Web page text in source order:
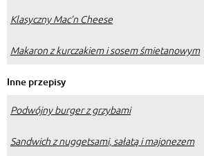
Klasyczny Mac’n Cheese
Makaron z kurczakiem i sosem śmietanowym
Inne przepisy
Podwójny burger z grzybami
Sandwich z nuggetsami, sałatą i majonezem